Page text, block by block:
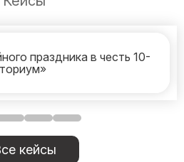
праздника в честь 10-
кейсы